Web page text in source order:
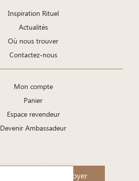
Inspiration Rituel
Actualités
Où nous trouver
Contactez-nous
Mon compte
Panier
Espace revendeur
Devenir Ambassadeur
Envoyer